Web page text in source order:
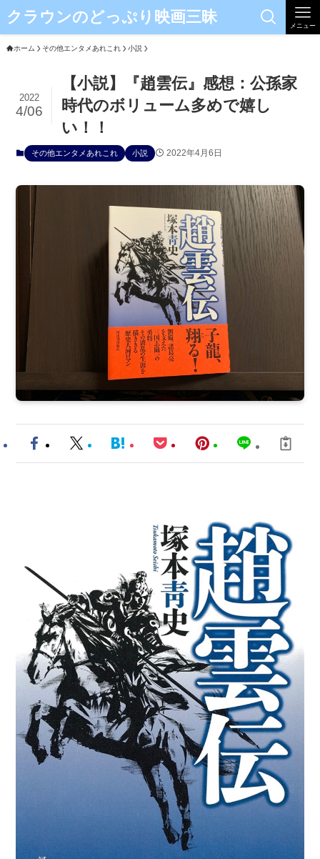
クラウンのどっぷり映画三昧 メニュー
ホーム その他エンタメあれこれ 小説
【小説】『趙雲伝』感想：公孫家
時代のボリューム多めで嬉し
い！！
2022
4/06
その他エンタメあれこれ 小説 2022年4月6日